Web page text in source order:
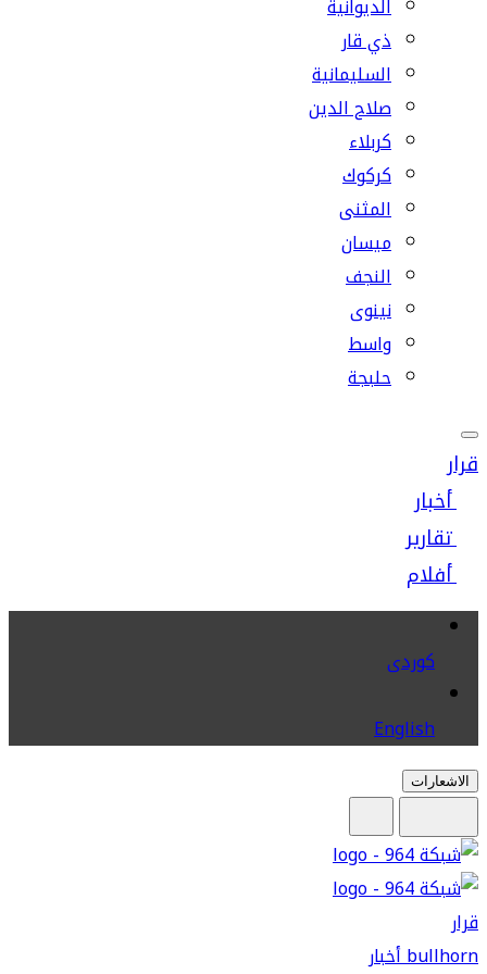
الديوانية
ذي قار
السليمانية
صلاح الدين
كربلاء
كركوك
المثنى
ميسان
النجف
نينوى
واسط
حلبجة
قرار
أخبار
تقارير
أفلام
كوردى
English
الاشعارات
قرار
bullhornأخبار